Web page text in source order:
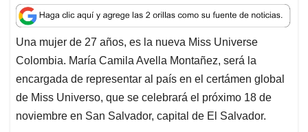
a
t
s
A
p
p
c
e
b
o
o
k
n
k
e
d
I
n
a
i
l
r
e
a
d
s
Una mujer de 27 años, es la nueva Miss Universe
Colombia. María Camila Avella Montañez, será la
encargada de representar al país en el certámen global
de Miss Universo, que se celebrará el próximo 18 de
noviembre en San Salvador, capital de El Salvador.